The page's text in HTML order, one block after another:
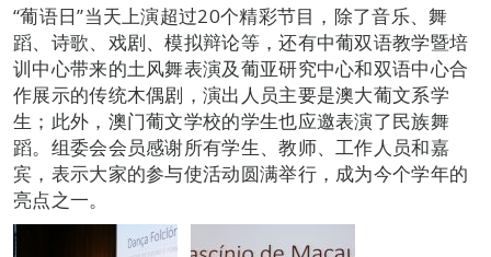
“葡语日”当天上演超过20个精彩节目，除了音乐、舞
蹈、诗歌、戏剧、模拟辩论等，还有中葡双语教学暨培
训中心带来的土风舞表演及葡亚研究中心和双语中心合
作展示的传统木偶剧，演出人员主要是澳大葡文系学
生；此外，澳门葡文学校的学生也应邀表演了民族舞
蹈。组委会会员感谢所有学生、教师、工作人员和嘉
宾，表示大家的参与使活动圆满举行，成为今个学年的
亮点之一。